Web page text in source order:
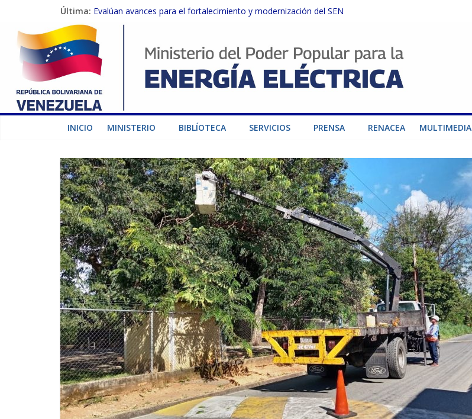
Última: Evalúan avances para el fortalecimiento y modernización del SEN
Inspeccionan trabajos de rehabilitación en instalaciones del SEN en Carabobo
Gobierno Nacional activa plan preventivo para fortalecer el SEN ante el fenómeno de El Niño
Termocarabobo recupera el 50% de su capacidad de generación para fortalecer el SEN
Condecoran a trabajadores del sector eléctrico por su heroica labor tras el doble sismo del 24-J
INICIO MINISTERIO BIBLÍOTECA SERVICIOS PRENSA RENACEA MULTIMEDIA